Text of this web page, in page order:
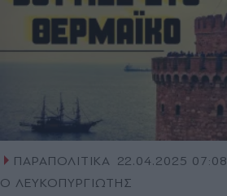
ΠΑΡΑΠΟΛΙΤΙΚΑ 22.04.2025 07:08
Ο ΛΕΥΚΟΠΥΡΓΙΩΤΗΣ